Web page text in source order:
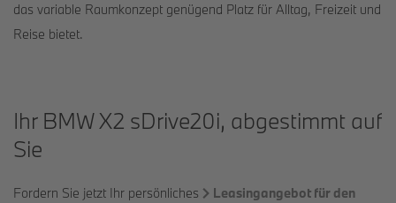
das variable Raumkonzept genügend Platz für Alltag, Freizeit und
Reise bietet.
Ihr BMW X2 sDrive20i, abgestimmt auf
Sie
Fordern Sie jetzt Ihr persönliches
Leasingangebot für den